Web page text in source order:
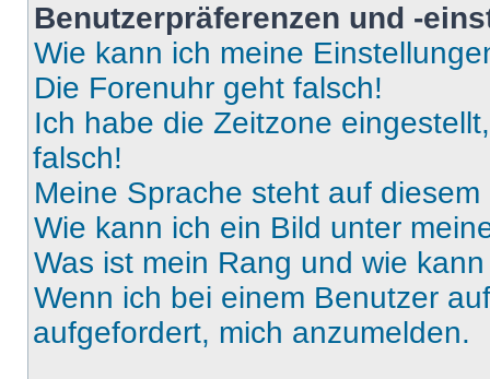
Benutzerpräferenzen und -
Wie kann ich meine
Die Forenuhr geht falsch!
Ich habe die Zeitzone
falsch!
Meine Sprache steht auf
Wie kann ich ein Bild unter
Was ist mein Rang und wie
Wenn ich bei einem Benutzer
aufgefordert, mich anzumelden.